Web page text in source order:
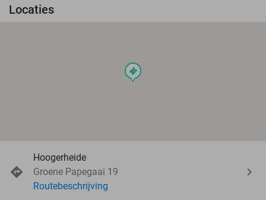
Locaties
events
Hoogerheide
Groene Papegaai 19
Routebeschrijving